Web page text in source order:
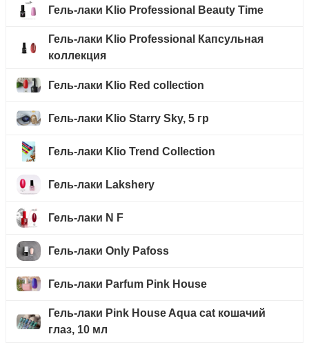
Гель-лаки Klio Professional Beauty Time
Гель-лаки Klio Professional Капсульная
коллекция
Гель-лаки Klio Red collection
Гель-лаки Klio Starry Sky, 5 гр
Гель-лаки Klio Trend Collection
Гель-лаки Lakshery
Гель-лаки N F
Гель-лаки Only Pafoss
Гель-лаки Parfum Pink House
Гель-лаки Pink House Aqua cat кошачий
глаз, 10 мл